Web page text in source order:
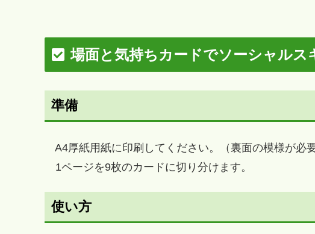
場面と気持ちカードでソーシャルス
準備
A4厚紙用紙に印刷してください。（裏面の模様が必
1ページを9枚のカードに切り分けます。
使い方